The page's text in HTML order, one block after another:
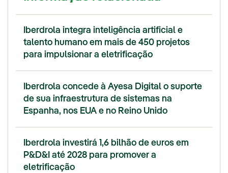
Iberdrola integra inteligência artificial e
talento humano em mais de 450 projetos
para impulsionar a eletrificação
Iberdrola concede à Ayesa Digital o suporte
de sua infraestrutura de sistemas na
Espanha, nos EUA e no Reino Unido
Iberdrola investirá 1,6 bilhão de euros em
P&D&I até 2028 para promover a
eletrificação